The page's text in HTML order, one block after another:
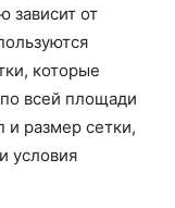
зависит от
которые
всей площади
и размер сетки,
условия